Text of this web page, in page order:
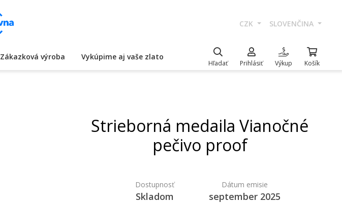
CZK SLOVENČINA
Zákazková výroba Vykúpime aj vaše zlato
Hľadať Prihlásiť Výkup Košík
Strieborná medaila Vianočné
pečivo proof
Dostupnosť
Skladom
Dátum emisie
september 2025